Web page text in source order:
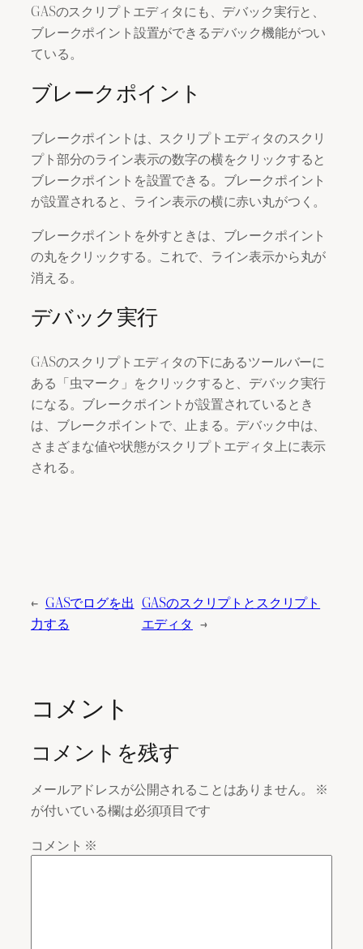
GASのスクリプトエディタにも、デバック実行と、
ブレークポイント設置ができるデバック機能がつい
ている。
ブレークポイント
ブレークポイントは、スクリプトエディタのスクリ
プト部分のライン表示の数字の横をクリックすると
ブレークポイントを設置できる。ブレークポイント
が設置されると、ライン表示の横に赤い丸がつく。
ブレークポイントを外すときは、ブレークポイント
の丸をクリックする。これで、ライン表示から丸が
消える。
デバック実行
GASのスクリプトエディタの下にあるツールバーに
ある「虫マーク」をクリックすると、デバック実行
になる。ブレークポイントが設置されているとき
は、ブレークポイントで、止まる。デバック中は、
さまざまな値や状態がスクリプトエディタ上に表示
される。
← GASでログを出
力する
GASのスクリプトとスクリプト
エディタ →
コメント
コメントを残す
メールアドレスが公開されることはありません。
※
が付いている欄は必須項目です
コメント ※